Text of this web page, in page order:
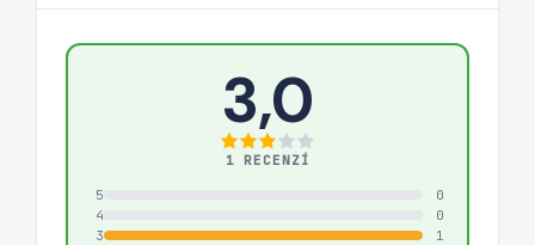
3,0
1 RECENZÍ
5
0
4
0
3
1